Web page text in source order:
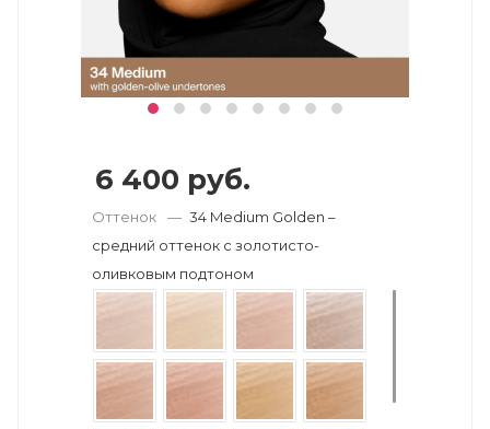
6 400 руб.
Оттенок — 34 Medium Golden –
средний оттенок с золотисто-
оливковым подтоном